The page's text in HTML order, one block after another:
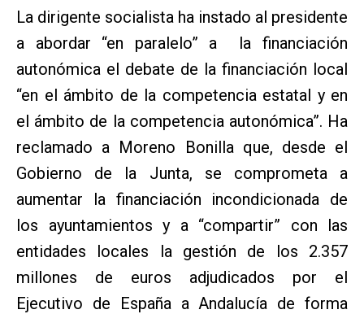
La dirigente socialista ha instado al presidente
a abordar “en paralelo” a la financiación
autonómica el debate de la financiación local
“en el ámbito de la competencia estatal y en
el ámbito de la competencia autonómica”. Ha
reclamado a Moreno Bonilla que, desde el
Gobierno de la Junta, se comprometa a
aumentar la financiación incondicionada de
los ayuntamientos y a “compartir” con las
entidades locales la gestión de los 2.357
millones de euros adjudicados por el
Ejecutivo de España a Andalucía de forma